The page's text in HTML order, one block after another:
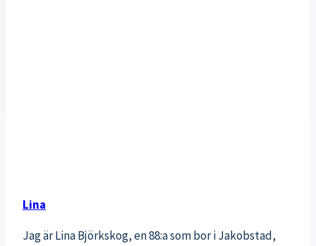
Lina
Jag är Lina Björkskog, en 88:a som bor i Jakobstad,